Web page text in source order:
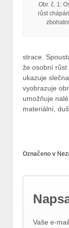
Obr. č. 1:
růst
strace.
že osobní růst
ukazuje
vyobrazuje
umožňuje
materiální,
Označeno v
Vaše e-